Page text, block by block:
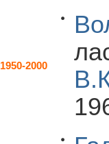
1950-2000